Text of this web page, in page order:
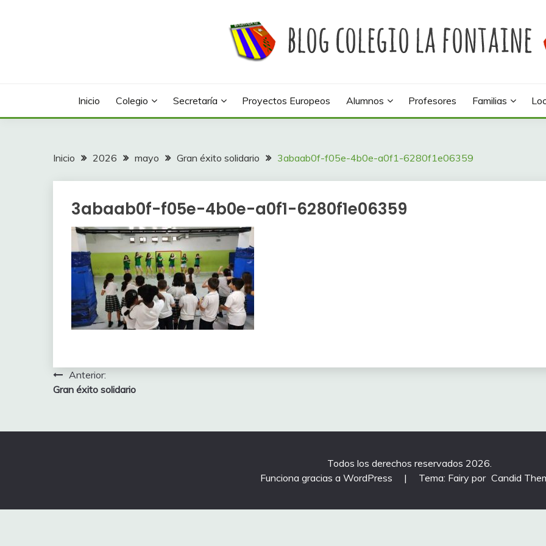
Inicio Colegio Secretaría Proyectos Europeos Alumnos Profesores Familias
Inicio 2026 mayo Gran éxito solidario 3abaab0f-f05e-4b0e-a0f1-6280f1e06359
3abaab0f-f05e-4b0e-a0f1-6280f1e06359
Navegación
de
Anterior:
Gran éxito solidario
Todos los derechos reservados 2026.
Funciona gracias a WordPress
| Tema: Fairy por Candid